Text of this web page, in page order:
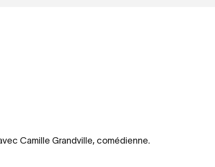
Camille Grandville, comédienne.